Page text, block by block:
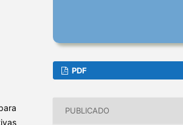
PDF
PUBLICADO